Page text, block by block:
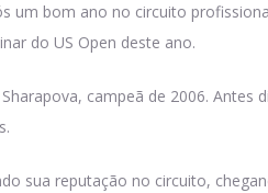
um bom ano no circuito
do US Open deste ano.
campeã de 2006. Antes
sua reputação no circuito,